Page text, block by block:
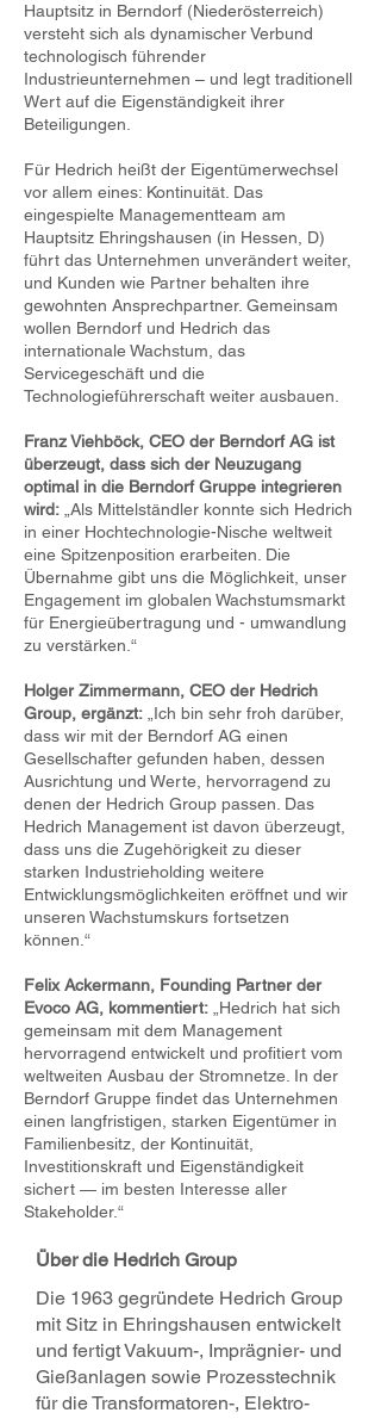
Hauptsitz in Berndorf (Niederösterreich)
versteht sich als dynamischer Verbund
technologisch führender
Industrieunternehmen – und legt traditionell
Wert auf die Eigenständigkeit ihrer
Beteiligungen.
Für Hedrich heißt der Eigentümerwechsel
vor allem eines: Kontinuität. Das
eingespielte Managementteam am
Hauptsitz Ehringshausen (in Hessen, D)
führt das Unternehmen unverändert weiter,
und Kunden wie Partner behalten ihre
gewohnten Ansprechpartner. Gemeinsam
wollen Berndorf und Hedrich das
internationale Wachstum, das
Servicegeschäft und die
Technologieführerschaft weiter ausbauen.
Franz Viehböck, CEO der Berndorf AG ist
überzeugt, dass sich der Neuzugang
optimal in die Berndorf Gruppe integrieren
wird: „Als Mittelständler konnte sich Hedrich
in einer Hochtechnologie-Nische weltweit
eine Spitzenposition erarbeiten. Die
Übernahme gibt uns die Möglichkeit, unser
Engagement im globalen Wachstumsmarkt
für Energieübertragung und - umwandlung
zu verstärken.“
Holger Zimmermann, CEO der Hedrich
Group, ergänzt: „Ich bin sehr froh darüber,
dass wir mit der Berndorf AG einen
Gesellschafter gefunden haben, dessen
Ausrichtung und Werte, hervorragend zu
denen der Hedrich Group passen. Das
Hedrich Management ist davon überzeugt,
dass uns die Zugehörigkeit zu dieser
starken Industrieholding weitere
Entwicklungsmöglichkeiten eröffnet und wir
unseren Wachstumskurs fortsetzen
können.“
Felix Ackermann, Founding Partner der
Evoco AG, kommentiert: „Hedrich hat sich
gemeinsam mit dem Management
hervorragend entwickelt und profitiert vom
weltweiten Ausbau der Stromnetze. In der
Berndorf Gruppe findet das Unternehmen
einen langfristigen, starken Eigentümer in
Familienbesitz, der Kontinuität,
Investitionskraft und Eigenständigkeit
sichert — im besten Interesse aller
Stakeholder.“
Über die Hedrich Group
Die 1963 gegründete Hedrich Group
mit Sitz in Ehringshausen entwickelt
und fertigt Vakuum-, Imprägnier- und
Gießanlagen sowie Prozesstechnik
für die Transformatoren-, Elektro-